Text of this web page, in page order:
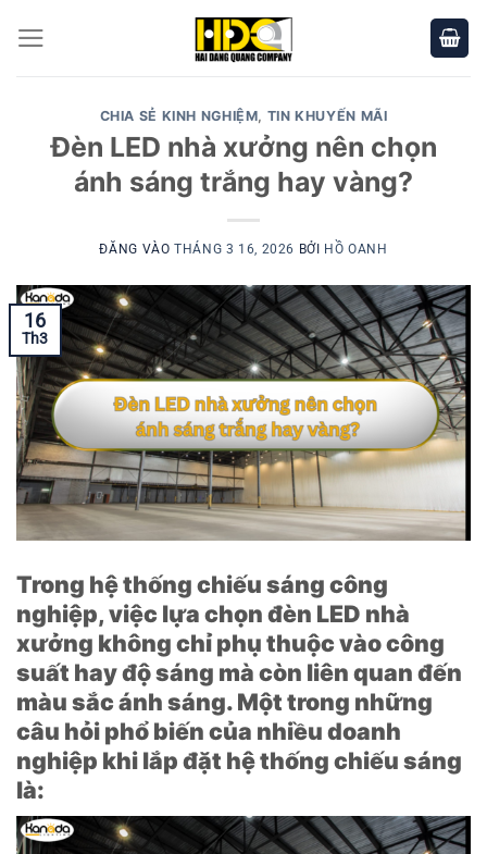
qua
CHIA SẺ KINH NGHIỆM, TIN KHUYẾN MÃI
Đèn LED nhà xưởng nên chọn
ánh sáng trắng hay vàng?
ĐĂNG VÀOTHÁNG 3 16, 2026 BỞI HỒ OANH
16
Th3
Trong hệ thống chiếu sáng công
nghiệp, việc lựa chọn đèn LED nhà
xưởng không chỉ phụ thuộc vào công
suất hay độ sáng mà còn liên quan đến
màu sắc ánh sáng. Một trong những
câu hỏi phổ biến của nhiều doanh
nghiệp khi lắp đặt hệ thống chiếu sáng
là: